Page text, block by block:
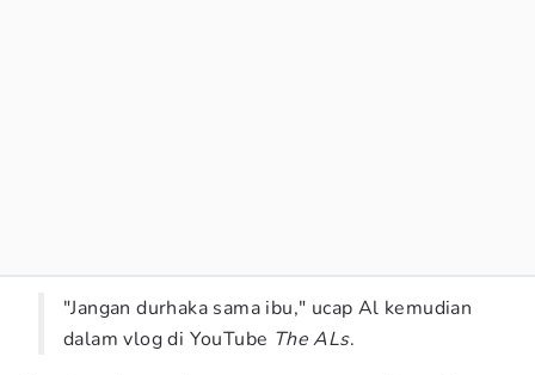
"Jangan durhaka sama ibu," ucap Al kemudian
dalam vlog di YouTube The ALs.